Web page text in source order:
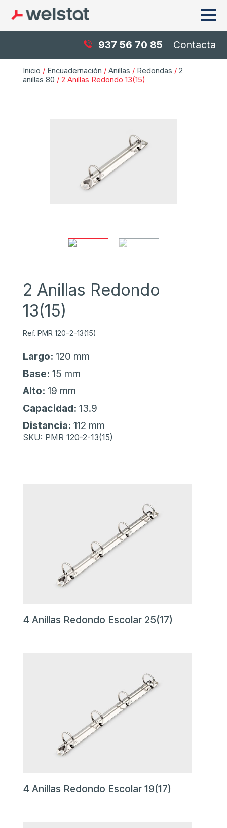
937 56 70 85 Contacta
Inicio / Encuadernación / Anillas / Redondas / 2
anillas 80 / 2 Anillas Redondo 13(15)
2 Anillas Redondo
13(15)
Ref. PMR 120-2-13(15)
Largo: 120 mm
Base: 15 mm
Alto: 19 mm
Capacidad: 13.9
Distancia: 112 mm
SKU: PMR 120-2-13(15)
4 Anillas Redondo Escolar 25(17)
4 Anillas Redondo Escolar 19(17)